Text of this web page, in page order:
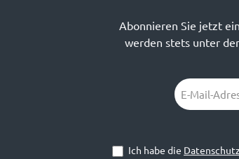
Abonnieren Sie jetzt
werden stets unter
E-
Mail-
Ich habe die